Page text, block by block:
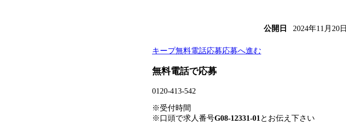
公開日 2024年11月20日
キープ無料電話応募応募へ進む
無料電話で応募
0120-413-542
※受付時間
※口頭で求人番号G08-12331-01 とお伝え下さい